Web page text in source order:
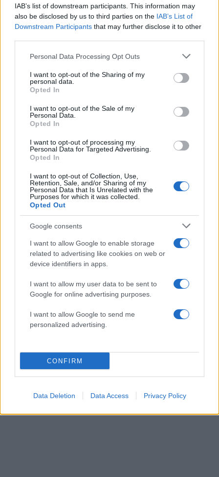
IAB’s list of downstream participants. This information may
also be disclosed by us to third parties on the IAB’s List of
Downstream Participants that may further disclose it to other
Please note that this website/app uses one or more Google
not limited to your visit or usage behaviour. You may click to
grant or deny consent to Google and its third-party tags to
use your data for below specified purposes in below Google
consent section.
Personal Data Processing Opt Outs
I want to opt-out of the Sharing of my
personal data.
Opted In
I want to opt-out of the Sale of my
Personal Data.
Opted In
I want to opt-out of processing my
Personal Data for Targeted Advertising.
Opted In
I want to opt-out of Collection, Use,
Retention, Sale, and/or Sharing of my
Personal Data that Is Unrelated with the
Purposes for which it was collected.
Opted Out
Google consents
I want to allow Google to enable storage
related to advertising like cookies on web or
device identifiers in apps.
I want to allow my user data to be sent to
Google for online advertising purposes.
I want to allow Google to send me
personalized advertising.
CONFIRM
Data Deletion Data Access Privacy Policy